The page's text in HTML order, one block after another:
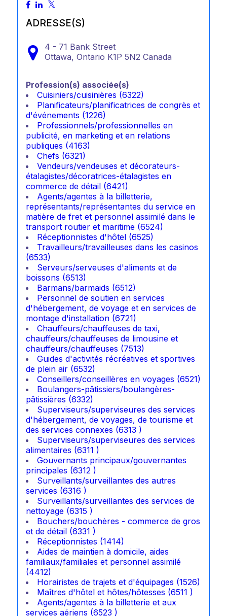
ADRESSE(S)
4 - 71 Bank Street
Ottawa, Ontario K1P 5N2 Canada
Profession(s) associée(s)
Cuisiniers/cuisinières (6322)
Planificateurs/planificatrices de congrès et
d'événements (1226)
Professionnels/professionnelles en
publicité, en marketing et en relations
publiques (4163)
Chefs (6321)
Vendeurs/vendeuses et décorateurs-
étalagistes/décoratrices-étalagistes en
commerce de détail (6421)
Agents/agentes à la billetterie,
représentants/représentantes du service en
matière de fret et personnel assimilé dans le
transport routier et maritime (6524)
Réceptionnistes d'hôtel (6525)
Travailleurs/travailleuses dans les casinos
(6533)
Serveurs/serveuses d'aliments et de
boissons (6513)
Barmans/barmaids (6512)
Personnel de soutien en services
d'hébergement, de voyage et en services de
montage d'installation (6721)
Chauffeurs/chauffeuses de taxi,
chauffeurs/chauffeuses de limousine et
chauffeurs/chauffeuses (7513)
Guides d'activités récréatives et sportives
de plein air (6532)
Conseillers/conseillères en voyages (6521)
Boulangers-pâtissiers/boulangères-
pâtissières (6332)
Superviseurs/superviseures des services
d'hébergement, de voyages, de tourisme et
des services connexes (6313 )
Superviseurs/superviseures des services
alimentaires (6311 )
Gouvernants principaux/gouvernantes
principales (6312 )
Surveillants/surveillantes des autres
services (6316 )
Surveillants/surveillantes des services de
nettoyage (6315 )
Bouchers/bouchères - commerce de gros
et de détail (6331 )
Réceptionnistes (1414)
Aides de maintien à domicile, aides
familiaux/familiales et personnel assimilé
(4412)
Horairistes de trajets et d'équipages (1526)
Maîtres d'hôtel et hôtes/hôtesses (6511 )
Agents/agentes à la billetterie et aux
services aériens (6523 )